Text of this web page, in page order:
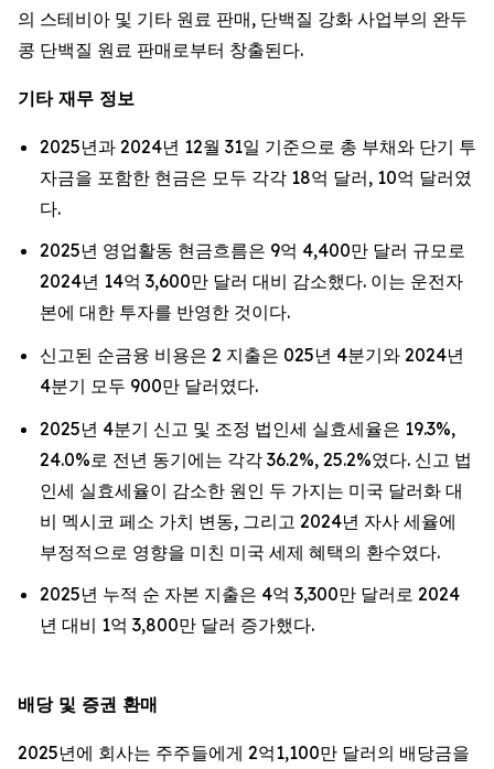
의 스테비아 및 기타 원료 판매, 단백질 강화 사업부의 완두
콩 단백질 원료 판매로부터 창출된다.
기타 재무 정보
2025년과 2024년 12월 31일 기준으로 총 부채와 단기 투
자금을 포함한 현금은 모두 각각 18억 달러, 10억 달러였
다.
2025년 영업활동 현금흐름은 9억 4,400만 달러 규모로
2024년 14억 3,600만 달러 대비 감소했다. 이는 운전자
본에 대한 투자를 반영한 것이다.
신고된 순금융 비용은 2 지출은 025년 4분기와 2024년
4분기 모두 900만 달러였다.
2025년 4분기 신고 및 조정 법인세 실효세율은 19.3%,
24.0%로 전년 동기에는 각각 36.2%, 25.2%였다. 신고 법
인세 실효세율이 감소한 원인 두 가지는 미국 달러화 대
비 멕시코 페소 가치 변동, 그리고 2024년 자사 세율에
부정적으로 영향을 미친 미국 세제 혜택의 환수였다.
2025년 누적 순 자본 지출은 4억 3,300만 달러로 2024
년 대비 1억 3,800만 달러 증가했다.
배당 및 증권 환매
2025년에 회사는 주주들에게 2억1,100만 달러의 배당금을